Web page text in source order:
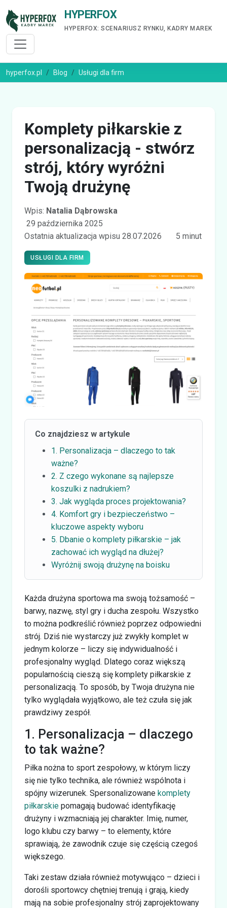
HYPERFOX
HYPERFOX: SCENARIUSZ RYNKU, KADRY MAREK
hyperfox.pl Blog Usługi dla firm
Komplety piłkarskie z
personalizacją - stwórz
strój, który wyróżni
Twoją drużynę
Wpis: Natalia Dąbrowska
29 października 2025
Ostatnia aktualizacja wpisu 28.07.2026
5 minut
USŁUGI DLA FIRM
Co znajdziesz w artykule
1. Personalizacja – dlaczego to tak
ważne?
2. Z czego wykonane są najlepsze
koszulki z nadrukiem?
3. Jak wygląda proces projektowania?
4. Komfort gry i bezpieczeństwo –
kluczowe aspekty wyboru
5. Dbanie o komplety piłkarskie – jak
zachować ich wygląd na dłużej?
Wyróżnij swoją drużynę na boisku
Każda drużyna sportowa ma swoją tożsamość –
barwy, nazwę, styl gry i ducha zespołu. Wszystko
to można podkreślić również poprzez odpowiedni
strój. Dziś nie wystarczy już zwykły komplet w
jednym kolorze – liczy się indywidualność i
profesjonalny wygląd. Dlatego coraz większą
popularnością cieszą się komplety piłkarskie z
personalizacją. To sposób, by Twoja drużyna nie
tylko wyglądała wyjątkowo, ale też czuła się jak
prawdziwy zespół.
1. Personalizacja – dlaczego
to tak ważne?
Piłka nożna to sport zespołowy, w którym liczy
się nie tylko technika, ale również wspólnota i
spójny wizerunek. Spersonalizowane komplety
piłkarskie pomagają budować identyfikację
drużyny i wzmacniają jej charakter. Imię, numer,
logo klubu czy barwy – to elementy, które
sprawiają, że zawodnik czuje się częścią czegoś
większego.
Taki zestaw działa również motywująco – dzieci i
dorośli sportowcy chętniej trenują i grają, kiedy
mają na sobie profesjonalny strój zaprojektowany